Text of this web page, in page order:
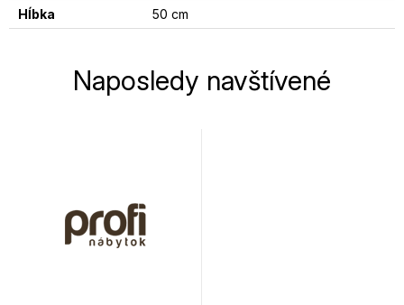
Hĺbka
50 cm
Naposledy navštívené